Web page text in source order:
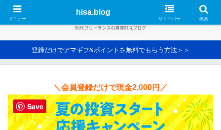
登録だけでアマギフ&ポイントを無料でもらう方法＞＞
＼会員登録だけで現金2,000円／
メニュー
hisa.blog
サイドバー 検索
Save